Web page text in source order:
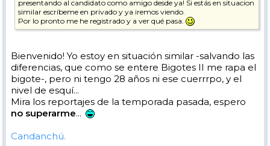
presentando al candidato como amigo desde ya! Si estás en situacion
similar escríbeme en privado y ya iremos viendo.
Por lo pronto me he registrado y a ver qué pasa.
Bienvenido! Yo estoy en situación similar -salvando las
diferencias, que como se entere Bigotes II me rapa el
bigote-, pero ni tengo 28 años ni ese cuerrrpo, y el
nivel de esquí...
Mira los reportajes de la temporada pasada, espero
no superarme...
Candanchú.